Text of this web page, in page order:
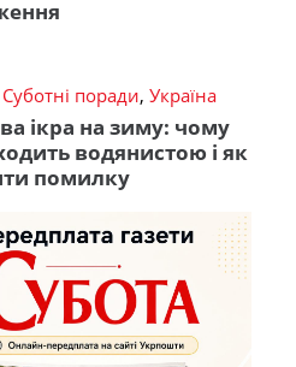
Суботні поради, Україна
ікра на зиму: чому
водянистою і як
помилку